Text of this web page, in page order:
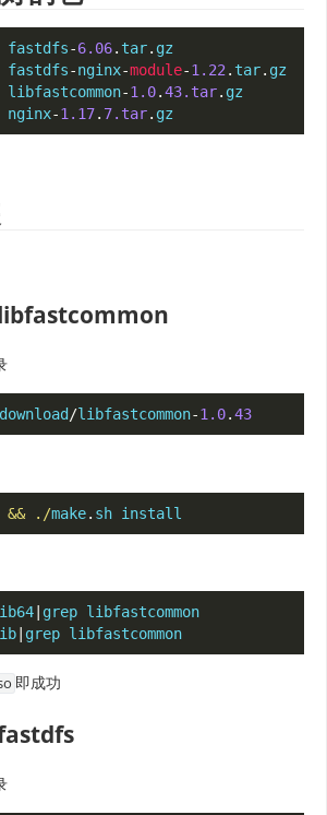
fastdfs-6.06. tar. gz
fastdfs-nginx-module-1.22 . tar. gz
-1.0.43.tar. gz
nginx-1.17. 7.tar. gz
download/libfastcommon-1.0.43
&& ./make. sh install
grep libfastcommon
grep libfastcommon
即成功